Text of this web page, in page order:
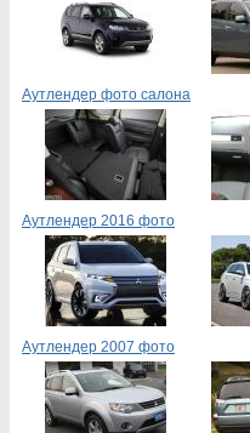
Аутлендер фото салона
Аутлендер 2016 фото
Аутлендер 2007 фото